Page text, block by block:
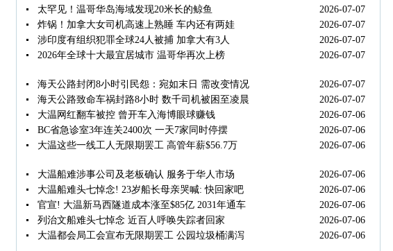
太罕见！温哥华岛海域发现20米长的鲸鱼
2026-07-07
炸锅！加拿大女司机高速上熟睡 车内还有两娃
2026-07-07
涉印度有组织犯罪全球24人被捕 加拿大有3人
2026-07-07
2026年全球十大最宜居城市 温哥华再次上榜
2026-07-07
海天公路封闭8小时引民怨：宛如末日 需改变情况
2026-07-07
海天公路致命车祸封路8小时 数千司机被困至凌晨
2026-07-07
大温网红翻车被控 曾开车入海博眼球赚钱
2026-07-06
BC省急诊室3年连关2400次 一天7家同时停摆
2026-07-06
大温这些一线工人无限期罢工 高管年薪$56.7万
2026-07-06
大温船难涉事公司及老板确认 服务于华人市场
2026-07-06
大温船难头七悼念! 23岁船长母亲哭喊: 快回家吧
2026-07-06
官宣! 大温新马西隧道成本涨至$85亿 2031年通车
2026-07-06
列治文船难头七悼念 近百人呼唤失踪者回家
2026-07-06
大温都会局工会宣布无限期罢工 公园垃圾桶满泻
2026-07-06